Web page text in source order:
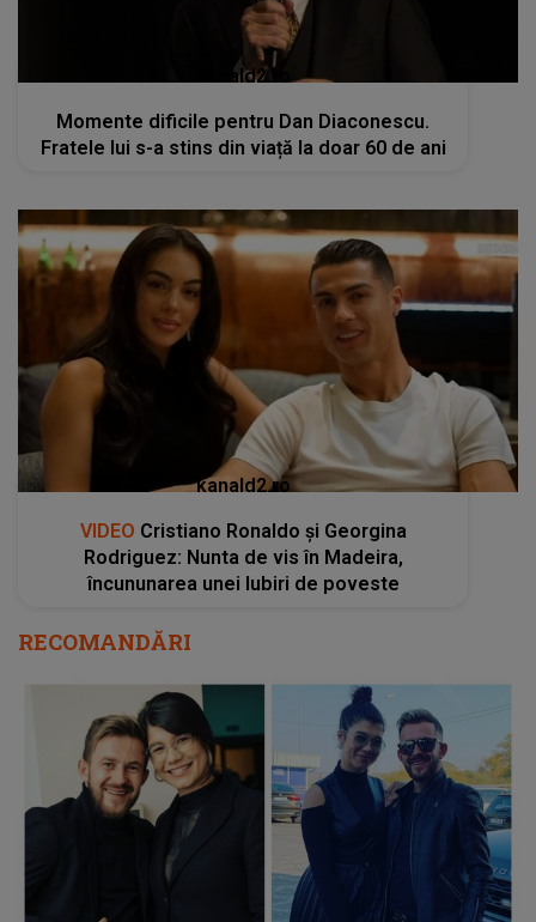
kanald2.ro
Momente dificile pentru Dan Diaconescu.
Fratele lui s-a stins din viață la doar 60 de ani
kanald2.ro
VIDEO Cristiano Ronaldo și Georgina
Rodriguez: Nunta de vis în Madeira,
încununarea unei Iubiri de poveste
RECOMANDĂRI